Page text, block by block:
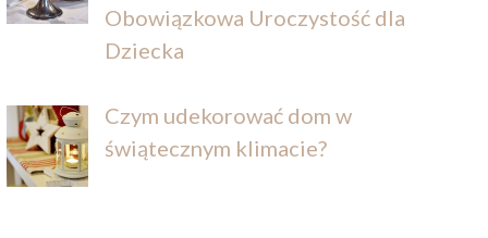
Obowiązkowa Uroczystość dla
Dziecka
Czym udekorować dom w
świątecznym klimacie?